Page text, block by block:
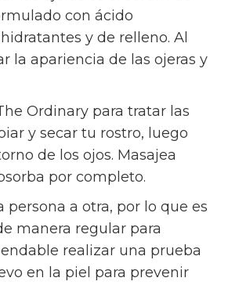
con ácido
y de relleno. Al
la apariencia de las ojeras y
Ordinary para tratar las
y secar tu rostro, luego
de los ojos. Masajea
por completo.
a otra, por lo que es
manera regular para
realizar una prueba
en la piel para prevenir